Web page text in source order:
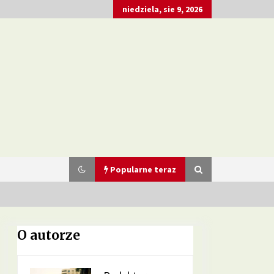
niedziela, sie 9, 2026
Popularne teraz
Dieta przy zespole policystycznych
3 miesiące ago
O autorze